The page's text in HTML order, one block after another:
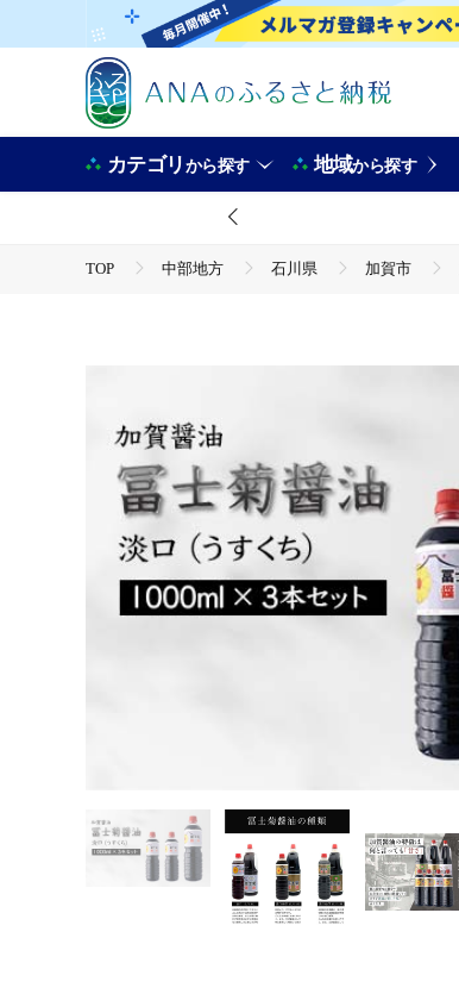
カテゴリから探す 地域から探す
TOP 中部地方 石川県 加賀市